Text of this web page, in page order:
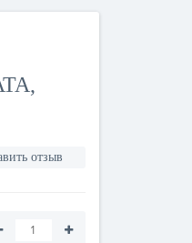
отзыв